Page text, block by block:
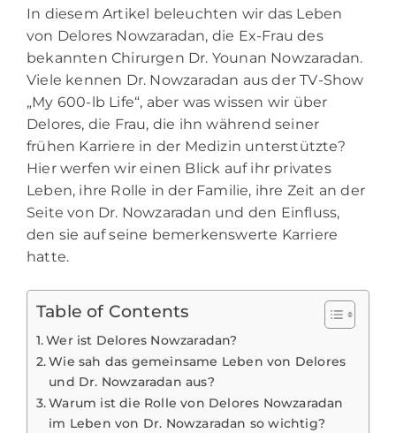
In diesem Artikel beleuchten wir das Leben
von Delores Nowzaradan, die Ex-Frau des
bekannten Chirurgen Dr. Younan Nowzaradan.
Viele kennen Dr. Nowzaradan aus der TV-Show
„My 600-lb Life“, aber was wissen wir über
Delores, die Frau, die ihn während seiner
frühen Karriere in der Medizin unterstützte?
Hier werfen wir einen Blick auf ihr privates
Leben, ihre Rolle in der Familie, ihre Zeit an der
Seite von Dr. Nowzaradan und den Einfluss,
den sie auf seine bemerkenswerte Karriere
hatte.
Table of Contents
Wer ist Delores Nowzaradan?
Wie sah das gemeinsame Leben von Delores
und Dr. Nowzaradan aus?
Warum ist die Rolle von Delores Nowzaradan
im Leben von Dr. Nowzaradan so wichtig?